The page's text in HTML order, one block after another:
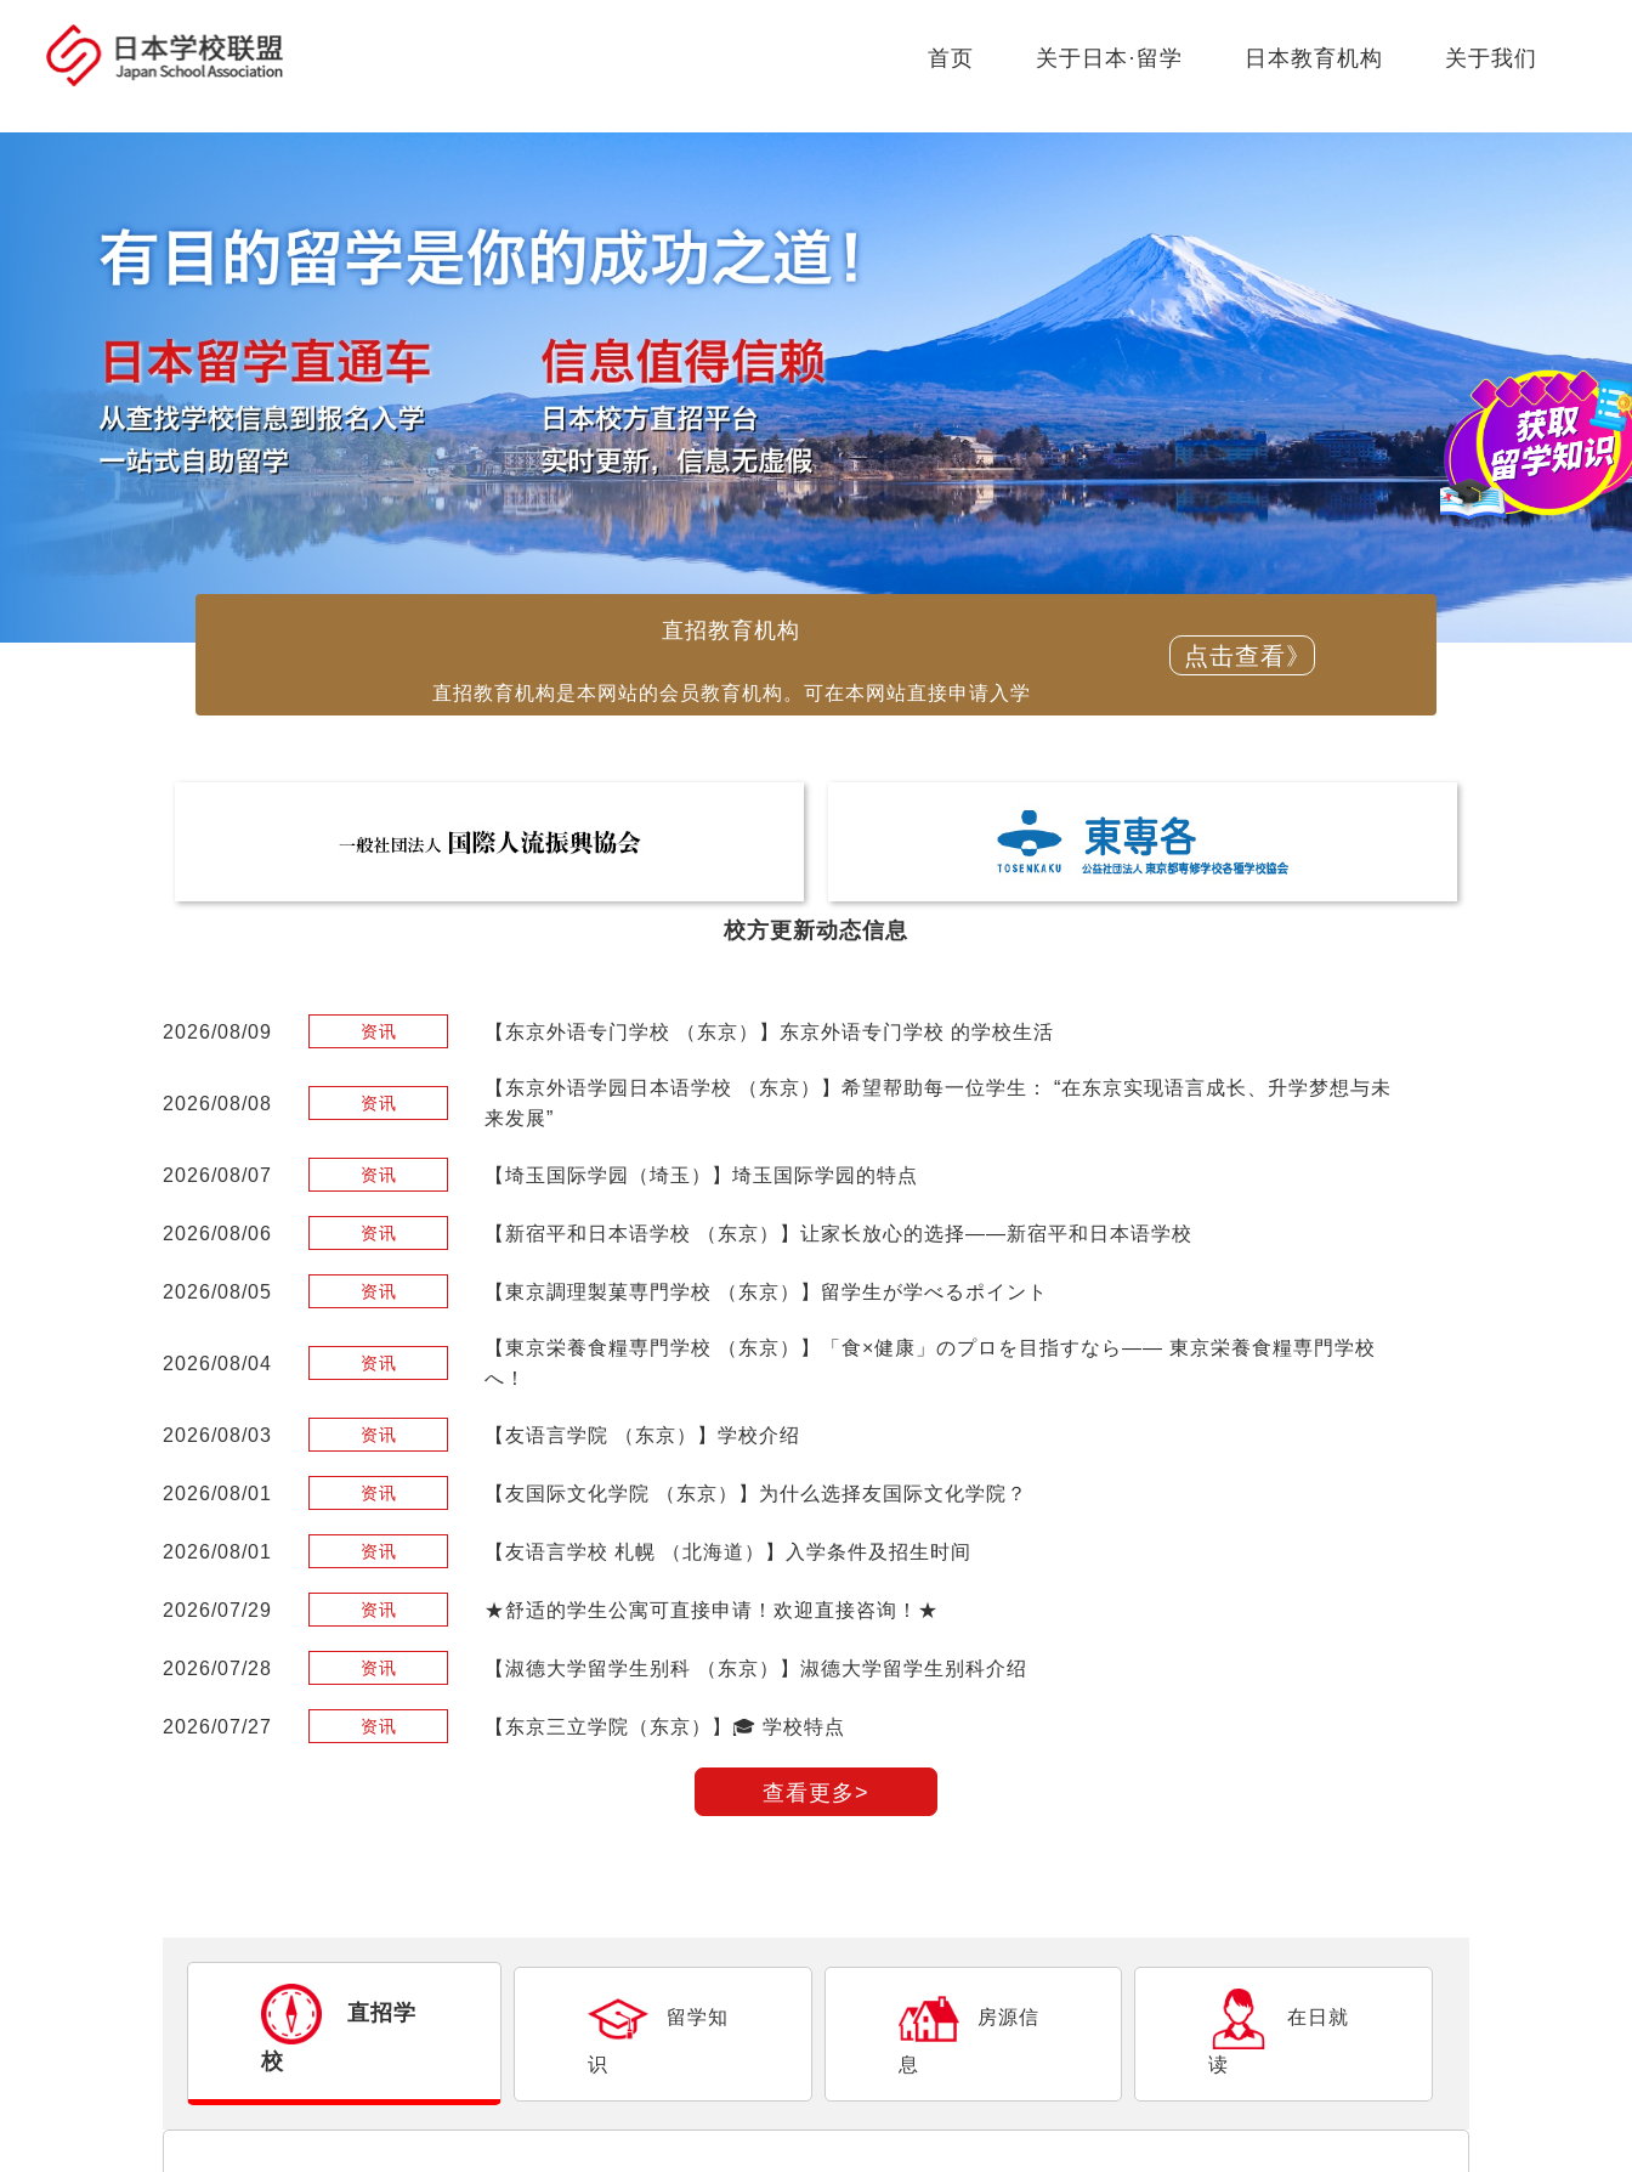
首页 关于日本·留学 日本教育机构 关于我们
直招教育机构
直招教育机构是本网站的会员教育机构。可在本网站直接申请入学
点击查看》
校方更新动态信息
2026/08/09 资讯 【东京外语专门学校 （东京）】东京外语专门学校 的学校生活
2026/08/08 资讯
【东京外语学园日本语学校 （东京）】希望帮助每一位学生： “在东京实现语言成长、升学梦想与未
来发展”
2026/08/07 资讯 【埼玉国际学园（埼玉）】埼玉国际学园的特点
2026/08/06 资讯 【新宿平和日本语学校 （东京）】让家长放心的选择——新宿平和日本语学校
2026/08/05 资讯 【東京調理製菓専門学校 （东京）】留学生が学べるポイント
2026/08/04 资讯
【東京栄養食糧専門学校 （东京）】「食×健康」のプロを目指すなら―― 東京栄養食糧専門学校
へ！
2026/08/03 资讯 【友语言学院 （东京）】学校介绍
2026/08/01 资讯 【友国际文化学院 （东京）】为什么选择友国际文化学院？
2026/08/01 资讯 【友语言学校 札幌 （北海道）】入学条件及招生时间
2026/07/29 资讯 ★舒适的学生公寓可直接申请！欢迎直接咨询！★
2026/07/28 资讯 【淑德大学留学生别科 （东京）】淑德大学留学生别科介绍
2026/07/27 资讯 【东京三立学院（东京）】🎓 学校特点
查看更多>
直招学
校
留学知
识
房源信
息
在日就
读